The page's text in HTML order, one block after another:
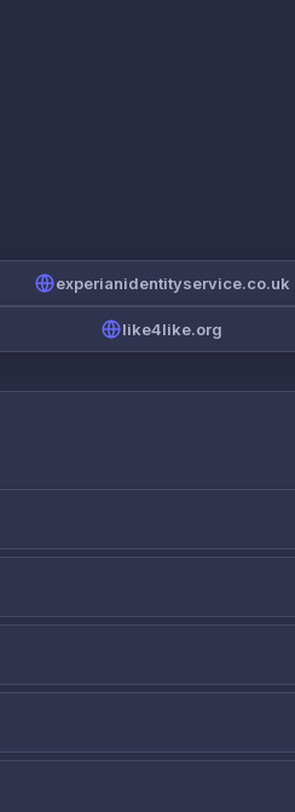
experianidentityservice.co.uk
like4like.org